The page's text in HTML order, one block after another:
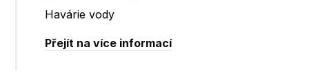
Havárie vody
Přejít na více informací